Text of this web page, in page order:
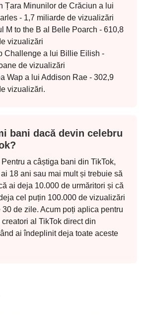
Țara Minunilor de Crăciun a lui
- 1,7 miliarde de vizualizări
M to the B al Belle Poarch - 610,8
vizualizări
Challenge a lui Billie Eilish -
de vizualizări
Wap a lui Addison Rae - 302,9
vizualizări.
bani dacă devin celebru
Pentru a câștiga bani din TikTok,
18 ani sau mai mult și trebuie să
ai deja 10.000 de urmăritori și că
cel puțin 100.000 de vizualizări
de zile. Acum poți aplica pentru
al TikTok direct din
ai îndeplinit deja toate aceste